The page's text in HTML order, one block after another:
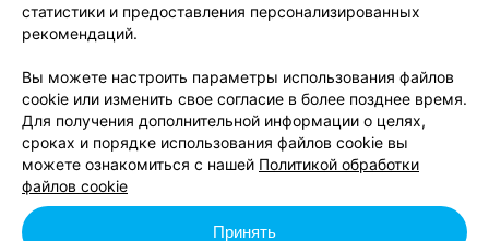
Terra Party Terra Karaoke
статистики и предоставления персонализированных
рекомендаций.
Вы можете настроить параметры использования файлов
cookie или изменить свое согласие в более позднее время.
Для получения дополнительной информации о целях,
сроках и порядке использования файлов cookie вы
можете ознакомиться с нашей Политикой обработки
файлов cookie
Принять